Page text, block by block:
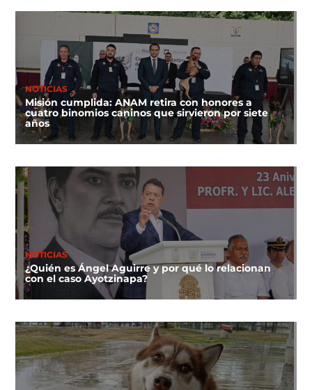
NOTICIAS
Misión cumplida: ANAM retira con honores a
cuatro binomios caninos que sirvieron por siete
años
NOTICIAS
¿Quién es Ángel Aguirre y por qué lo relacionan
con el caso Ayotzinapa?